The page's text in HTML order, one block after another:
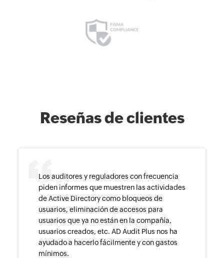
Reseñas de clientes
Los auditores y reguladores con frecuencia
piden informes que muestren las actividades
de Active Directory como bloqueos de
usuarios, eliminación de accesos para
usuarios que ya no están en la compañía,
usuarios creados, etc. AD Audit Plus nos ha
ayudado a hacerlo fácilmente y con gastos
mínimos.